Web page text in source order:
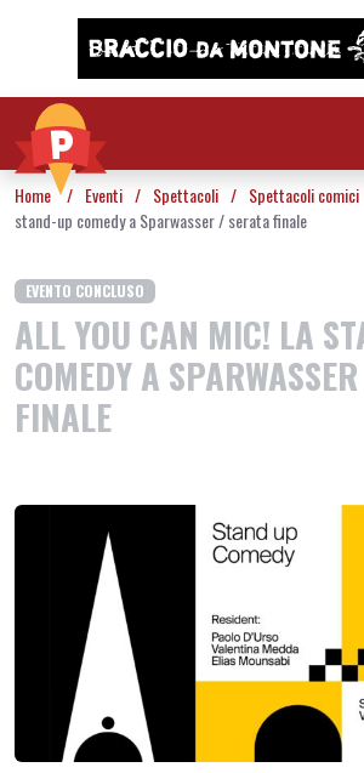
Vai al contenuto
Home / Eventi / Spettacoli / Spettacoli comici
stand-up comedy a Sparwasser / serata finale
EVENTO CONCLUSO
ALL YOU CAN MIC! LA
COMEDY A
FINALE